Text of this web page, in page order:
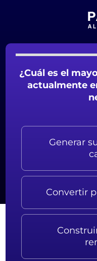
Quiz
¿Cuál es el
actualmente
Generar
Convertir